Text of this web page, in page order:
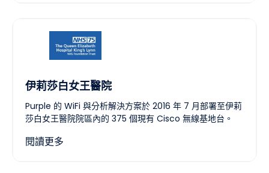
伊莉莎白女王醫院
Purple 的 WiFi 與分析解決方案於 2016 年 7 月部署至伊莉
莎白女王醫院院區內的 375 個現有 Cisco 無線基地台。
閱讀更多